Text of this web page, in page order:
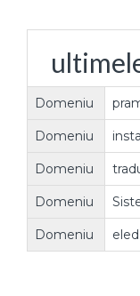
Domeniu
Domeniu
Domeniu
Domeniu
Domeniu